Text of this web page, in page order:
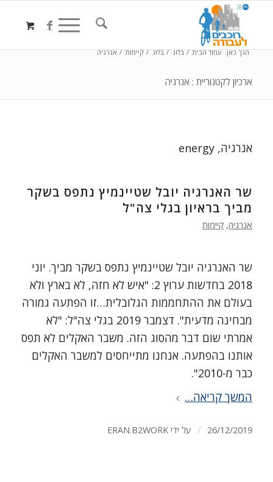
ארכיון לקטגוריית : אנרגיה
הנך כאן: עמוד הבית / בלוג / בלוג / קיימות / אנרגיה
אנרגיה, energy
שר האנרגיה יובל שטיינמיץ נתפס בשקר
מביך בראיון בגלי צה"ל
אנרגיה, קיימות
שר האנרגיה יובל שטיינמיץ נתפס בשקר מביך. יוני
2018 בחדשות ערוץ 2: "איש לא חזה, לא בארץ ולא
בעולם את ההתחממות הגלובלית…זו הפתעה גמורה
מבחינה מדעית". דצמבר 2019 בגלי צה"ל: "לא
אמרתי שום דבר מהסוג הזה. משבר האקלים לא תפס
אותנו בהפתעה. אנחנו מתייחסים למשבר האקלים
כבר מ-2010".
המשך קריאה…
26/12/2019
/ על ידי ERAN.B2WORK